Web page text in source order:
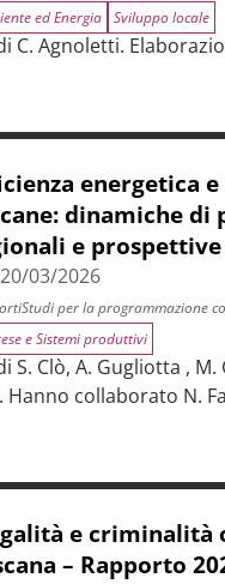
negoziato 2028-2034
ed Energia Sviluppo locale
C. Agnoletti.
aree urbane alla
energetica
dinamiche di
e
20/03/2026
Studi per la programmazione
e Sistemi produttivi
S. Clò, A. Gugliotta ,
Hanno collaborato N.
e rinnovabili nelle
e criminalità
– Rapporto